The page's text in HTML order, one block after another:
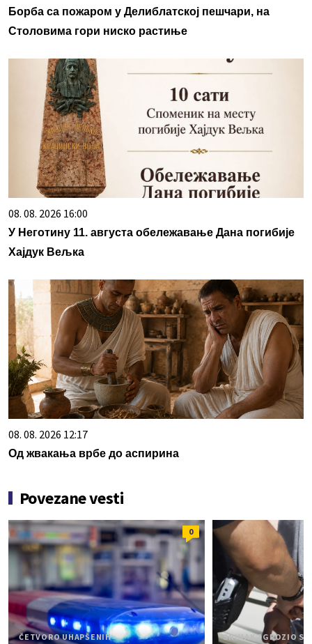
Борба са пожаром у Делиблатској пешчари, на
Столовима гори ниско растиње
08. 08. 2026 16:00
У Неготину 11. августа обележавање Дана погибије
Хајдук Вељка
08. 08. 2026 12:17
Од жвакања врбе до аспирина
Povezane vesti
0
ČETVORO UHAPŠENIH SNIMAK ZGROZIO